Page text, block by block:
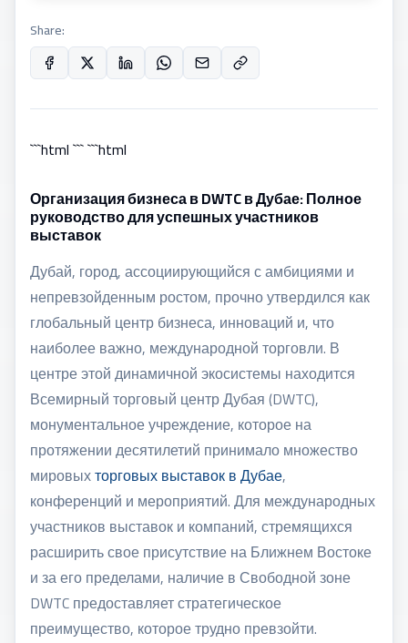
Share:
```html ``` ```html
Организация бизнеса в DWTC в Дубае: Полное
руководство для успешных участников
выставок
Дубай, город, ассоциирующийся с амбициями и
непревзойденным ростом, прочно утвердился как
глобальный центр бизнеса, инноваций и, что
наиболее важно, международной торговли. В
центре этой динамичной экосистемы находится
Всемирный торговый центр Дубая (DWTC),
монументальное учреждение, которое на
протяжении десятилетий принимало множество
мировыхторговых выставок в Дубае,
конференций и мероприятий. Для международных
участников выставок и компаний, стремящихся
расширить свое присутствие на Ближнем Востоке
и за его пределами, наличие в Свободной зоне
DWTC предоставляет стратегическое
преимущество, которое трудно превзойти.